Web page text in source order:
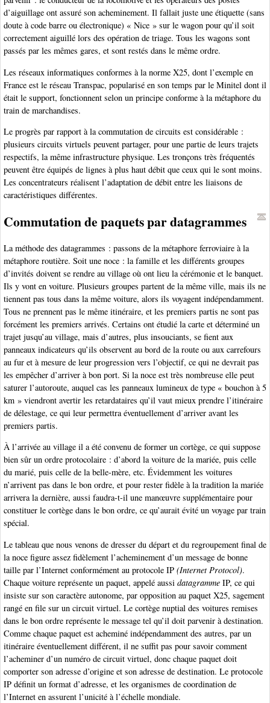
d’aiguillage ont assuré son acheminement. Il fallait juste une étiquette (sans
doute à code barre ou électronique) « Nice » sur le wagon pour qu’il soit
correctement aiguillé lors des opération de triage. Tous les wagons sont
passés par les mêmes gares, et sont restés dans le même ordre.
Les réseaux informatiques conformes à la norme X25, dont l’exemple en
France est le réseau Transpac, popularisé en son temps par le Minitel dont il
était le support, fonctionnent selon un principe conforme à la métaphore du
train de marchandises.
Le progrès par rapport à la commutation de circuits est considérable :
plusieurs circuits virtuels peuvent partager, pour une partie de leurs trajets
respectifs, la même infrastructure physique. Les tronçons très fréquentés
peuvent être équipés de lignes à plus haut débit que ceux qui le sont moins.
Les concentrateurs réalisent l’adaptation de débit entre les liaisons de
caractéristiques différentes.
Commutation de paquets par datagrammes
La méthode des datagrammes : passons de la métaphore ferroviaire à la
métaphore routière. Soit une noce : la famille et les différents groupes
d’invités doivent se rendre au village où ont lieu la cérémonie et le banquet.
Ils y vont en voiture. Plusieurs groupes partent de la même ville, mais ils ne
tiennent pas tous dans la même voiture, alors ils voyagent indépendamment.
Tous ne prennent pas le même itinéraire, et les premiers partis ne sont pas
forcément les premiers arrivés. Certains ont étudié la carte et déterminé un
trajet jusqu’au village, mais d’autres, plus insouciants, se fient aux
panneaux indicateurs qu’ils observent au bord de la route ou aux carrefours
au fur et à mesure de leur progression vers l’objectif, ce qui ne devrait pas
les empêcher d’arriver à bon port. Si la noce est très nombreuse elle peut
saturer l’autoroute, auquel cas les panneaux lumineux de type « bouchon à 5
km » viendront avertir les retardataires qu’il vaut mieux prendre l’itinéraire
de délestage, ce qui leur permettra éventuellement d’arriver avant les
premiers partis.
À l’arrivée au village il a été convenu de former un cortège, ce qui suppose
bien sûr un ordre protocolaire : d’abord la voiture de la mariée, puis celle
du marié, puis celle de la belle-mère, etc. Évidemment les voitures
n’arrivent pas dans le bon ordre, et pour rester fidèle à la tradition la mariée
arrivera la dernière, aussi faudra-t-il une manœuvre supplémentaire pour
constituer le cortège dans le bon ordre, ce qu’aurait évité un voyage par train
spécial.
Le tableau que nous venons de dresser du départ et du regroupement final de
la noce figure assez fidèlement l’acheminement d’un message de bonne
taille par l’Internet conformément au protocole IP (Internet Protocol).
Chaque voiture représente un paquet, appelé aussi datagramme IP, ce qui
insiste sur son caractère autonome, par opposition au paquet X25, sagement
rangé en file sur un circuit virtuel. Le cortège nuptial des voitures remises
dans le bon ordre représente le message tel qu’il doit parvenir à destination.
Comme chaque paquet est acheminé indépendamment des autres, par un
itinéraire éventuellement différent, il ne suffit pas pour savoir comment
l’acheminer d’un numéro de circuit virtuel, donc chaque paquet doit
comporter son adresse d’origine et son adresse de destination. Le protocole
IP définit un format d’adresse, et les organismes de coordination de
l’Internet en assurent l’unicité à l’échelle mondiale.